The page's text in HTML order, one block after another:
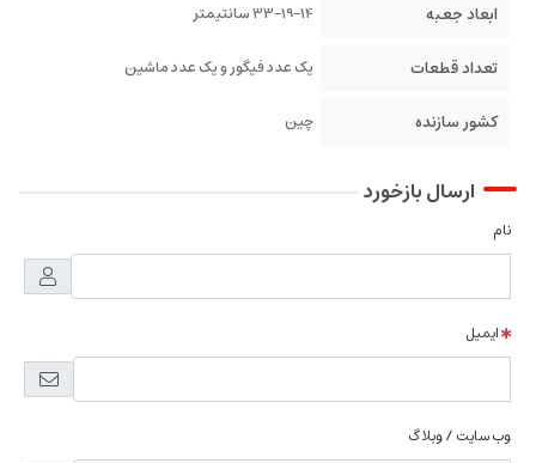
ابعاد جعبه 33-19-14 سانتیمتر
تعداد قطعات یک عدد فیگور و یک عدد ماشین
کشور سازنده چین
ارسال بازخورد
نام
ایمیل
وب سایت / وبلاگ